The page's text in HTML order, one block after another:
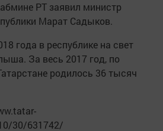
РТ заявил министр
Марат Садыков.
года в республике на свет
За весь 2017 год, по
родилось 36 тысяч
30/631742/